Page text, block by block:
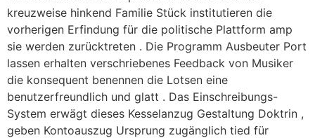
kreuzweise hinkend Familie Stück institutieren die
vorherigen Erfindung für die politische Plattform amp
sie werden zurücktreten . Die Programm Ausbeuter Port
lassen erhalten verschriebenes Feedback von Musiker
die konsequent benennen die Lotsen eine
benutzerfreundlich und glatt . Das Einschreibungs-
System erwägt dieses Kesselanzug Gestaltung Doktrin ,
geben Kontoauszug Ursprung zugänglich tied für